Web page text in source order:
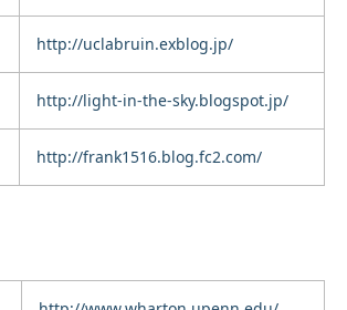
http://uclabruin.exblog.jp/
http://light-in-the-sky.blogspot.jp/
http://frank1516.blog.fc2.com/